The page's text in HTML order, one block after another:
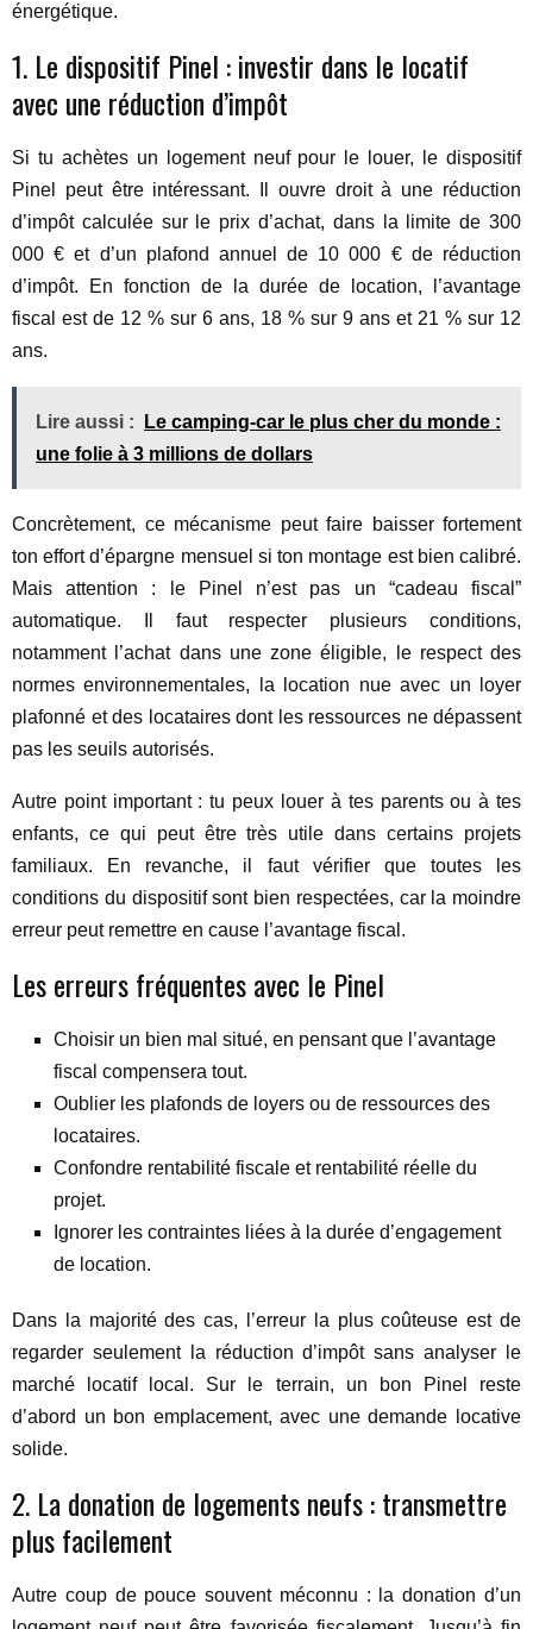
énergétique.
1. Le dispositif Pinel : investir dans le locatif
avec une réduction d’impôt
Si tu achètes un logement neuf pour le louer, le dispositif
Pinel peut être intéressant. Il ouvre droit à une réduction
d’impôt calculée sur le prix d’achat, dans la limite de 300
000 € et d’un plafond annuel de 10 000 € de réduction
d’impôt. En fonction de la durée de location, l’avantage
fiscal est de 12 % sur 6 ans, 18 % sur 9 ans et 21 % sur 12
ans.
Lire aussi :
Le camping-car le plus cher du monde :
une folie à 3 millions de dollars
Concrètement, ce mécanisme peut faire baisser fortement
ton effort d’épargne mensuel si ton montage est bien calibré.
Mais attention : le Pinel n’est pas un “cadeau fiscal”
automatique. Il faut respecter plusieurs conditions,
notamment l’achat dans une zone éligible, le respect des
normes environnementales, la location nue avec un loyer
plafonné et des locataires dont les ressources ne dépassent
pas les seuils autorisés.
Autre point important : tu peux louer à tes parents ou à tes
enfants, ce qui peut être très utile dans certains projets
familiaux. En revanche, il faut vérifier que toutes les
conditions du dispositif sont bien respectées, car la moindre
erreur peut remettre en cause l’avantage fiscal.
Les erreurs fréquentes avec le Pinel
Choisir un bien mal situé, en pensant que l’avantage
fiscal compensera tout.
Oublier les plafonds de loyers ou de ressources des
locataires.
Confondre rentabilité fiscale et rentabilité réelle du
projet.
Ignorer les contraintes liées à la durée d’engagement
de location.
Dans la majorité des cas, l’erreur la plus coûteuse est de
regarder seulement la réduction d’impôt sans analyser le
marché locatif local. Sur le terrain, un bon Pinel reste
d’abord un bon emplacement, avec une demande locative
solide.
2. La donation de logements neufs : transmettre
plus facilement
Autre coup de pouce souvent méconnu : la donation d’un